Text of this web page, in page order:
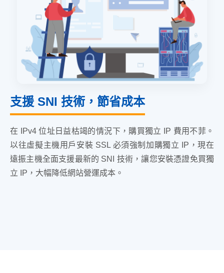
支援 SNI 技術，節省成本
在 IPv4 位址日益枯竭的情況下，購買獨立 IP 費用不菲。
以往虛擬主機用戶安裝 SSL 必須強制加購獨立 IP，現在
遠振主機全面支援最新的 SNI 技術，讓您安裝憑證免買獨
立 IP，大幅降低網站營運成本。